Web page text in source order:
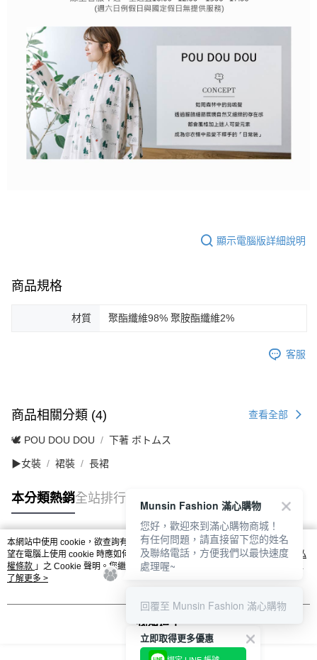
顯示電腦版詳細說明
商品規格
材質 聚酯纖維98% 聚胺酯纖維2%
客服
商品相關分類 (4) 查看全部
🕊️ POU DOU DOU 下著 ボトムス
▶女裝 裙裝 長裙
本分類熱銷全站排行
熱門標籤
本網站中使用 cookie，欲查詢有關本網站使用 cookie 方式之詳情，及若您不希
望在電腦上使用 cookie 時應如何變更電腦的 cookie 設定，請參閱本網站「
隱私
權條款 」之 Cookie 聲明。您繼續使用本網站即表示您同意本公司得按本網站使
用條款之 Cookie 聲明使用 cookie。
了解更多 >
我知道了
立即取得更多優惠
Munsin Fashion 滿心購物
您好，歡迎來到滿心購物商城！
有任何問題，請直接留下您的姓名
及聯絡電話，方便我們以最快速度
處理喔~
回覆至 Munsin Fashion 滿心購物